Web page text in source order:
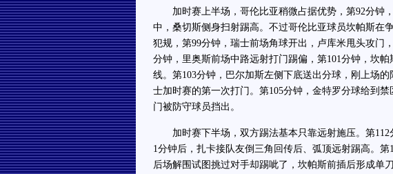
加时赛上半场，哥伦比亚稍微占据优势，第92分钟
中，桑切斯侧身扫射踢高。不过哥伦比亚球员坎帕斯在
犯规，第99分钟，瑞士前场角球开出，卢库米甩头攻门
分钟，里奥斯前场中路远射打门踢偏，第101分钟，坎
线。第103分钟，巴尔加斯左侧下底送出分球，刚上场
士加时赛的第一次打门。第105分钟，金特罗分球给到
门被防守球员挡出。
加时赛下半场，双方踢法基本只靠远射施压。第112
1分钟后，扎卡接队友倒三角回传后、弧顶远射踢高。
后场解围试图挑过对手却踢呲了，坎帕斯前插后形成单